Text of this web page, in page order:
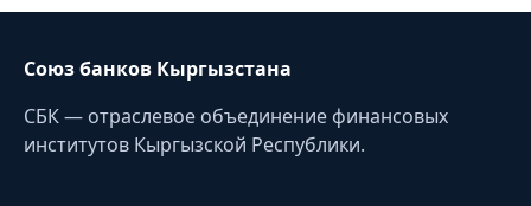
Союз банков Кыргызстана
СБК — отраслевое объединение финансовых
институтов Кыргызской Республики.